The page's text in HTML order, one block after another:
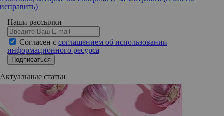
исправить)
Наши рассылки
Согласен с соглашением об использовании
информационного ресурса
Подписаться
Актуальные статьи